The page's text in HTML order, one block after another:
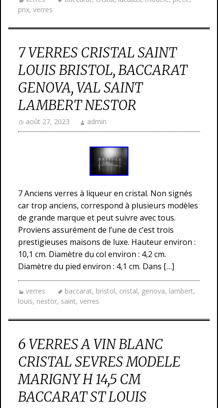
prix, verres
7 VERRES CRISTAL SAINT
LOUIS BRISTOL, BACCARAT
GENOVA, VAL SAINT
LAMBERT NESTOR
août 27, 2023 admin
7 Anciens verres à liqueur en cristal. Non signés
car trop anciens, correspond à plusieurs modèles
de grande marque et peut suivre avec tous.
Proviens assurément de l’une de c’est trois
prestigieuses maisons de luxe. Hauteur environ :
10,1 cm. Diamètre du col environ : 4,2 cm.
Diamètre du pied environ : 4,1 cm. Dans […]
verres baccarat, bristol, cristal, genova, lambert,
louis, nestor, saint, verres
6 VERRES A VIN BLANC
CRISTAL SEVRES MODELE
MARIGNY H 14,5 CM
BACCARAT ST LOUIS